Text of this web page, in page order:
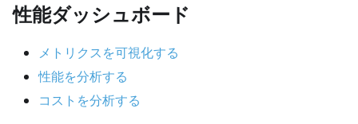
性能ダッシュボード
メトリクスを可視化する
性能を分析する
コストを分析する